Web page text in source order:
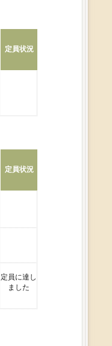
定員状況
定員状況
定員に達し
ました